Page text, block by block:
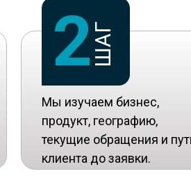
2ШАГ
Мы изучаем бизнес,
продукт, географию,
текущие обращения и
клиента до заявки.